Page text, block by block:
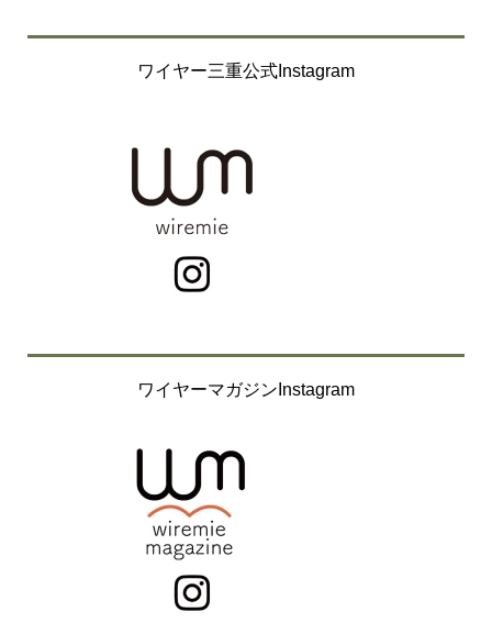
ワイヤー三重公式Instagram
ワイヤーマガジンInstagram